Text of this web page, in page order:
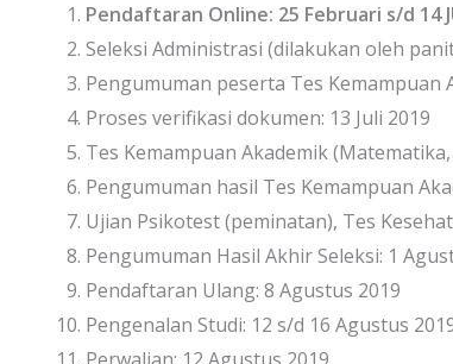
Pendaftaran Online: 25 Februari s/d 14
Seleksi Administrasi (dilakukan oleh
Pengumuman peserta Tes Kemampuan
Proses verifikasi dokumen: 13 Juli 2019
Tes Kemampuan Akademik
Pengumuman hasil Tes Kemampuan
Ujian Psikotest (peminatan), Tes
Pengumuman Hasil Akhir Seleksi: 1
Pendaftaran Ulang: 8 Agustus 2019
Pengenalan Studi: 12 s/d 16 Agustus